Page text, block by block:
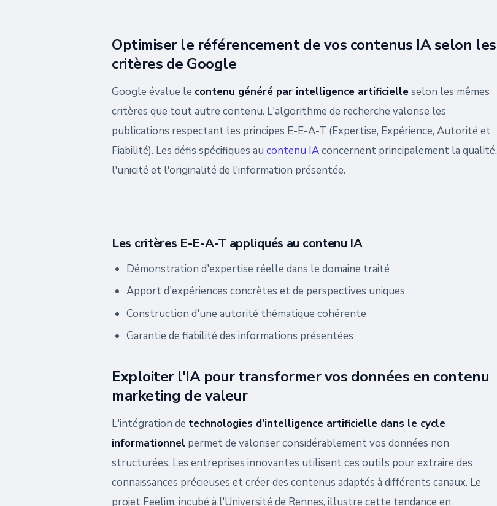
Optimiser le référencement de vos contenus IA selon les
critères de Google
Google évalue le contenu généré par intelligence artificielleselon les mêmes
critères que tout autre contenu. L'algorithme de recherche valorise les
publications respectant les principes E-E-A-T (Expertise, Expérience, Autorité et
Fiabilité). Les défis spécifiques au contenu IAconcernent principalement la qualité,
l'unicité et l'originalité de l'information présentée.
Les critères E-E-A-T appliqués au contenu IA
Démonstration d'expertise réelle dans le domaine traité
Apport d'expériences concrètes et de perspectives uniques
Construction d'une autorité thématique cohérente
Garantie de fiabilité des informations présentées
Exploiter l'IA pour transformer vos données en contenu
marketing de valeur
L'intégration de technologies d'intelligence artificielle dans le cycle
informationnel permet de valoriser considérablement vos données non
structurées. Les entreprises innovantes utilisent ces outils pour extraire des
connaissances précieuses et créer des contenus adaptés à différents canaux. Le
projet Feelim, incubé à l'Université de Rennes, illustre cette tendance en